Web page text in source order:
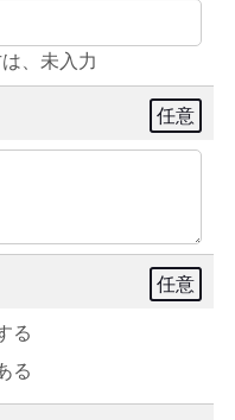
、未入力
任意
任意
る
る